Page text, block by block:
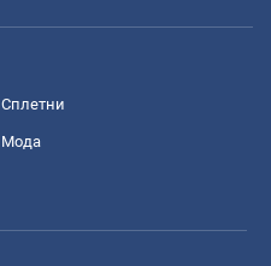
Сплетни
Мода